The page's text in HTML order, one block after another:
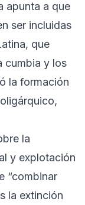
apunta a que
ser incluidas
que
cumbia y los
la formación
la
y explotación
“combinar
la extinción